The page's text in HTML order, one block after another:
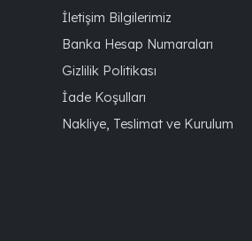
İletişim Bilgilerimiz
Banka Hesap Numaraları
Gizlilik Politikası
İade Koşulları
Nakliye, Teslimat ve Kurulum